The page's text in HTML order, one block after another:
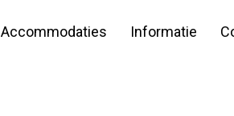
Accommodaties Informatie